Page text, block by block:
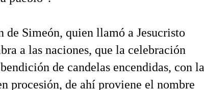
de Simeón, quien llamó a Jesucristo
a las naciones, que la celebración
de candelas encendidas, con la
procesión, de ahí proviene el nombre